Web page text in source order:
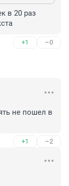
в 20 раз
+1 –0
не пошел в
+1 –2